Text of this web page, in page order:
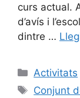
curs actual.
d’avís i
dintre …
Activitats
Conjunt